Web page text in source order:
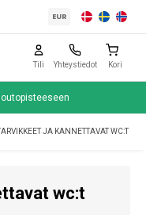
EUR
Tili Yhteystiedot Kori
JA KANNETTAVAT WC:T
wc:t